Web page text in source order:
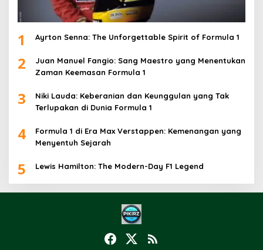
1 Ayrton Senna: The Unforgettable Spirit of Formula 1
2
Juan Manuel Fangio: Sang Maestro yang Menentukan
Zaman Keemasan Formula 1
3
Niki Lauda: Keberanian dan Keunggulan yang Tak
Terlupakan di Dunia Formula 1
4
Formula 1 di Era Max Verstappen: Kemenangan yang
Menyentuh Sejarah
5 Lewis Hamilton: The Modern-Day F1 Legend